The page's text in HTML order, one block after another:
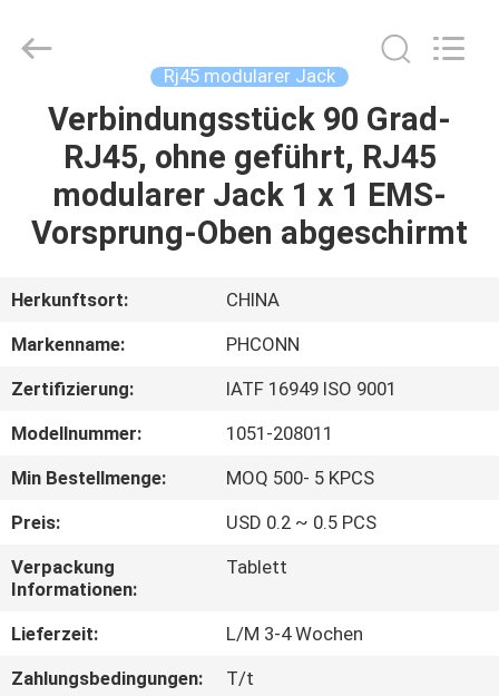
HAUS
PRODUKTE
UNS
AUSFLUG
QUALITÄTSKONTROLLE
TRETEN
SIE
MIT
UNS
Reserved.
Rj45 modularer Jack
Verbindungsstück 90 Grad-
RJ45, ohne geführt, RJ45
modularer Jack 1 x 1 EMS-
Vorsprung-Oben abgeschirmt
Herkunftsort:
CHINA
Markenname:
PHCONN
Zertifizierung:
IATF 16949 ISO 9001
Modellnummer:
1051-208011
Min Bestellmenge:
MOQ 500- 5 KPCS
Preis:
USD 0.2 ~ 0.5 PCS
Verpackung
Informationen:
Tablett
Lieferzeit:
L/M 3-4 Wochen
Zahlungsbedingungen:
T/t